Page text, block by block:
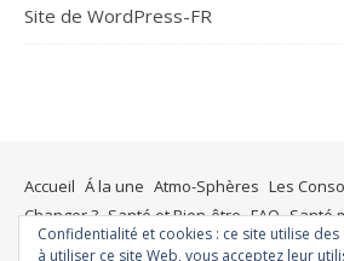
Site de WordPress-FR
Accueil Á la une Atmo-Sphères Les Conso
Changer ? Santé et Bien-être FAQ Santé
Plus de liberté
Plus d’argent Meilleur
Confidentialité et cookies : ce site utilise
à utiliser ce site Web, vous acceptez leur